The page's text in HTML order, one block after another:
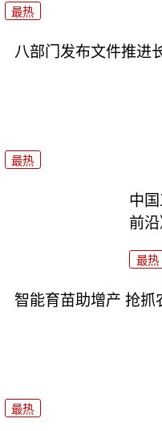
最热
八部门发布文件推进
最热
中
前沿
最热
智能育苗助增产 抢抓
最热